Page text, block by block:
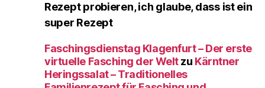
Rezept probieren, ich glaube, dass ist ein
super Rezept
Faschingsdienstag Klagenfurt – Der erste
virtuelle Fasching der Weltzu Kärntner
Heringssalat – Traditionelles